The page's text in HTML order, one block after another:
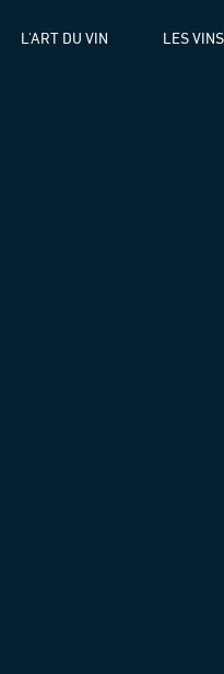
L'ART DU VIN LES VINS